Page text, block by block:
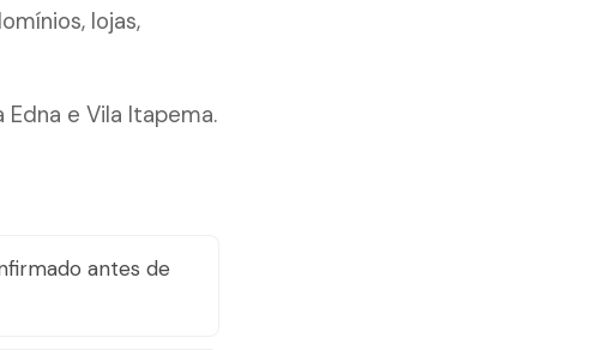
lojas,
e Vila Itapema.
antes de